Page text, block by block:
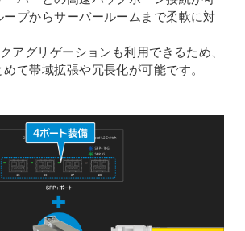
プからサーバールームまで柔軟に対
アグリゲーションも利用できるため、
て帯域拡張や冗長化が可能です。